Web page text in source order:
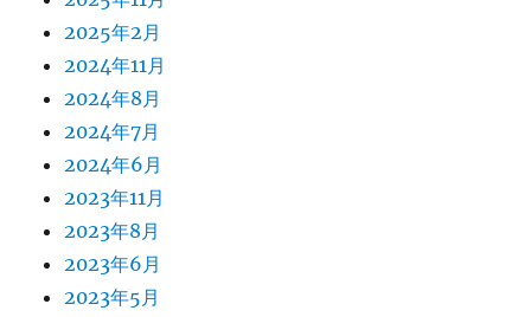
2025年2月
2024年11月
2024年8月
2024年7月
2024年6月
2023年11月
2023年8月
2023年6月
2023年5月